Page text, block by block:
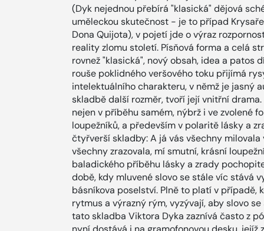
(Dyk nejednou přebírá "klasická" dějová
uměleckou skutečnost - je to případ
Dona Quijota), v pojetí jde o výraz
reality zlomu století. Písňová forma a celá
rovnež "klasická", nový obsah, idea a patos
rouše poklidného veršového toku přijímá
intelektuálního charakteru, v němž je jasný
skladbě další rozměr, tvoří její vnitřní
nejen v příběhu samém, nýbrž i ve zvolené
loupežníků, a především v polaritě lásky a
čtyřverší skladby: A já vás všechny
všechny zrazovala, mí smutní, krásní
baladického příběhu lásky a zrady
době, kdy mluvené slovo se stále víc stává
básníkova poselství. Plně to platí v případě,
rytmus a výrazný rým, vyzývají, aby slovo
tato skladba Viktora Dyka zaznívá často z